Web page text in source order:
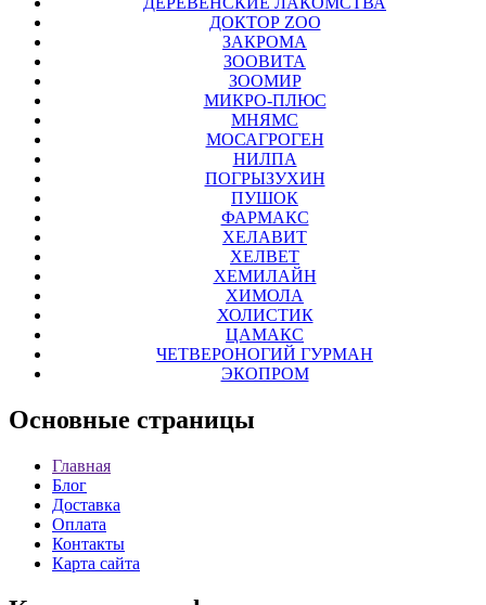
ДОКТОР ZOO
ЗАКРОМА
ЗООВИТА
ЗООМИР
МИКРО-ПЛЮС
МНЯМС
МОСАГРОГЕН
НИЛПА
ПОГРЫЗУХИН
ПУШОК
ФАРМАКС
ХЕЛАВИТ
ХЕЛВЕТ
ХЕМИЛАЙН
ХИМОЛА
ХОЛИСТИК
ЦАМАКС
ЧЕТВЕРОНОГИЙ ГУРМАН
ЭКОПРОМ
Основные страницы
Главная
Блог
Доставка
Оплата
Контакты
Карта сайта